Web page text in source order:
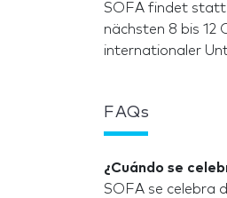
SOFA findet statt
nächsten 8 bis 12
internationaler
FAQs
¿Cuándo se
SOFA se celebra